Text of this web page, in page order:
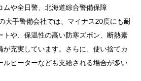
ムや全日警、北海道綜合警備保障
大手警備会社では、マイナス20度にも耐
トや、保温性の高い防寒ズボン、断熱素
が充実しています。さらに、使い捨てカ
ルヒーターなども支給される場合が多い